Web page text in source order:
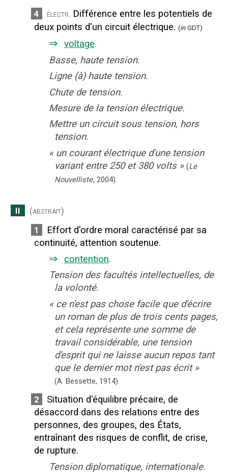
4 électr. Différence entre les potentiels de
deux points d'un circuit électrique. (in GDT)
⇒ voltage.
Basse, haute tension.
Ligne (à) haute tension.
Chute de tension.
Mesure de la tension électrique.
Mettre un circuit sous tension, hors
tension.
« un courant électrique d'une tension
variant entre 250 et 380 volts » (Le
Nouvelliste, 2004).
II
(abstrait)
1
Effort d'ordre moral caractérisé par sa
continuité, attention soutenue.
⇒ contention.
Tension des facultés intellectuelles, de
la volonté.
« ce n'est pas chose facile que d'écrire
un roman de plus de trois cents pages,
et cela représente une somme de
travail considérable, une tension
d'esprit qui ne laisse aucun repos tant
que le dernier mot n'est pas écrit »
(A. Bessette, 1914).
2
Situation d'équilibre précaire, de
désaccord dans des relations entre des
personnes, des groupes, des États,
entraînant des risques de conflit, de crise,
de rupture.
Tension diplomatique, internationale.